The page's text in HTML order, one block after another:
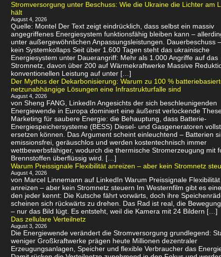
Stromversorgung unter Beschuss: Wie die Ukraine die Lichter am
hält
August 4, 2026
Quelle: Montel Der Text zeigt eindrücklich, dass selbst ein massiv
angegriffenes Energiesystem funktionsfähig bleiben kann –
unter außergewöhnlichen Anpassungsleistungen. Dauerbeschuss
kein Systemkollaps Seit über 1.600 Tagen steht das ukrainische
Energiesystem unter Dauerangriff: Mehr als 1.000 Angriffe auf das
Stromnetz, davon über 200 auf Wärmekraftwerke Massive
konventionellen Leistung auf unter […]
Der Mythos der Dekarbonisierung: Warum zu 100 %
netzunabhängige Lösungen eine Infrastrukturfalle sind
August 4, 2026
von Sheng FANG, LinkedIn Angesichts der sich beschleunigenden
Energiewende in Europa dominiert eine äußerst verlockende
Marketing für saubere Energie: die Behauptung, dass Batterie-
Energiespeichersysteme (BESS) Diesel- und Gasgeneratoren
ersetzen können. Das Argument scheint einleuchtend – Batterien
emissionsfrei, geräuschlos und werden kostentechnisch immer
wettbewerbsfähiger, wodurch die thermische Stromerzeugung mit
Brennstoffen überflüssig wird. […]
Warum Preissignale Flexibilität anreizen – aber kein Stromnetz
August 4, 2026
von Marcel Linnemann auf LinkedIn Warum Preissignale Flexibilität
anreizen – aber kein Stromnetz steuern Im Westernfilm gibt es
den jeder kennt: Die Kutsche fährt vorwärts, doch ihre
scheinen sich rückwärts zu drehen. Das Rad ist real, die
– nur das Bild lügt. Es entsteht, weil die Kamera mit 24 Bildern […]
Das zellulare Verteilnetz
August 3, 2026
Die Energiewende verändert die Stromversorgung grundlegend:
weniger Großkraftwerke prägen heute Millionen dezentraler
Erzeugungsanlagen, Speicher und flexible Verbraucher das